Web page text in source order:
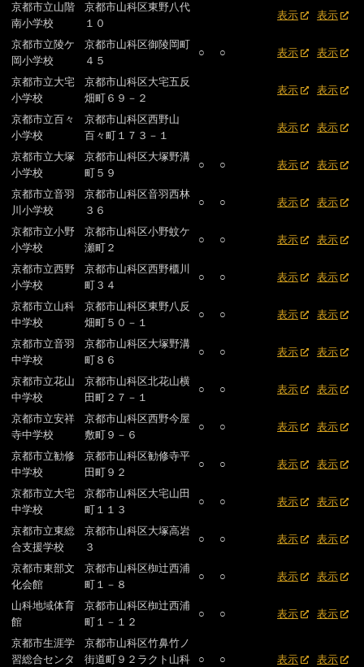
京都市立山階
南小学校
京都市山科区東野八代
１０
表示 表示
京都市立陵ケ
岡小学校
京都市山科区御陵岡町
４５
○ ○ 表示 表示
京都市立大宅
小学校
京都市山科区大宅五反
畑町６９－２
表示 表示
京都市立百々
小学校
京都市山科区西野山
百々町１７３－１
表示 表示
京都市立大塚
小学校
京都市山科区大塚野溝
町５９
○ ○ 表示 表示
京都市立音羽
川小学校
京都市山科区音羽西林
３６
○ ○ 表示 表示
京都市立小野
小学校
京都市山科区小野蚊ケ
瀬町２
○ ○ 表示 表示
京都市立西野
小学校
京都市山科区西野櫃川
町３４
○ ○ 表示 表示
京都市立山科
中学校
京都市山科区東野八反
畑町５０－１
○ ○ 表示 表示
京都市立音羽
中学校
京都市山科区大塚野溝
町８６
○ ○ 表示 表示
京都市立花山
中学校
京都市山科区北花山横
田町２７－１
○ ○ 表示 表示
京都市立安祥
寺中学校
京都市山科区西野今屋
敷町９－６
○ ○ 表示 表示
京都市立勧修
中学校
京都市山科区勧修寺平
田町９２
○ ○ 表示 表示
京都市立大宅
中学校
京都市山科区大宅山田
町１１３
○ ○ 表示 表示
京都市立東総
合支援学校
京都市山科区大塚高岩
３
○ ○ 表示 表示
京都市東部文
化会館
京都市山科区椥辻西浦
町１－８
○ ○ 表示 表示
山科地域体育
館
京都市山科区椥辻西浦
町１－１２
○ ○ 表示 表示
京都市生涯学
習総合センタ
京都市山科区竹鼻竹ノ
街道町９２ラクト山科
○ ○ 表示 表示